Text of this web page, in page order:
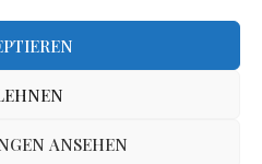
ANSEHEN
nur nach Genehmigung durch Julias
Designed and Developed by